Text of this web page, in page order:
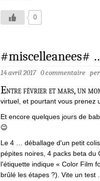
0
#miscelleanees#
14 avril 2017 0 commentaire
Entre février et mars, un
virtuel, et pourtant vous prenez
Et encore quelques jours de
😉
Le 4 … déballage d'un petit
pépites noires, 4 packs beta
l'étiquette indique « Color Film
brûlé les étapes ?). Vite un